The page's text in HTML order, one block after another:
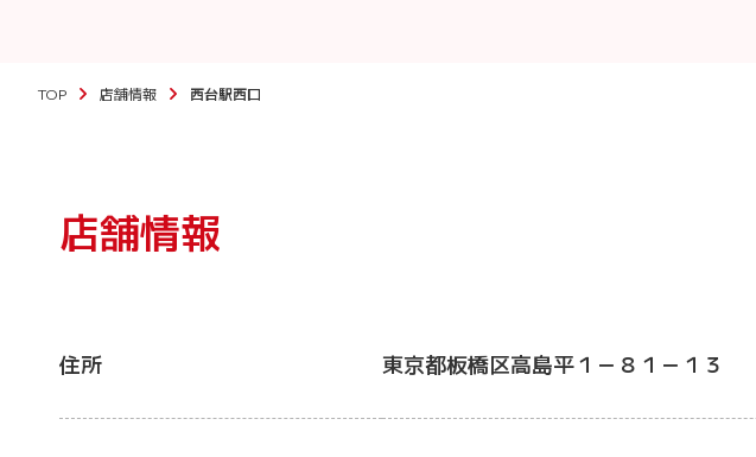
TOP 店舗情報 西台駅西口
店舗情報
住所 東京都板橋区高島平１－８１－１３